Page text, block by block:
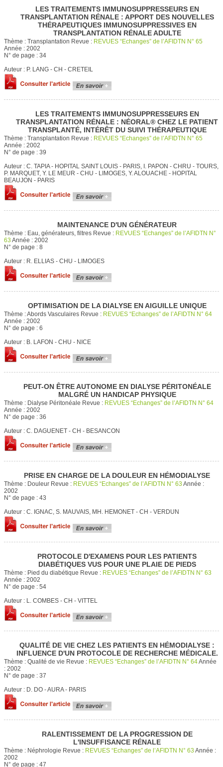
LES TRAITEMENTS IMMUNOSUPPRESSEURS EN
TRANSPLANTATION RÉNALE : APPORT DES NOUVELLES
THÉRAPEUTIQUES IMMUNOSUPPRESSIVES EN
TRANSPLANTATION RÉNALE ADULTE
Thème : Transplantation Revue : REVUES “Echanges” de l’AFIDTN N° 65
Année : 2002
N° de page : 34
Auteur : P. LANG - CH - CRETEIL
LES TRAITEMENTS IMMUNOSUPPRESSEURS EN
TRANSPLANTATION RÉNALE : NÉORAL® CHEZ LE PATIENT
TRANSPLANTÉ, INTÉRÊT DU SUIVI THÉRAPEUTIQUE
Thème : Transplantation Revue : REVUES “Echanges” de l’AFIDTN N° 65
Année : 2002
N° de page : 39
Auteur : C. TAPIA - HOPITAL SAINT LOUIS - PARIS, I. PAPON - CHRU - TOURS,
P. MARQUET, Y. LE MEUR - CHU - LIMOGES, Y. ALOUACHE - HOPITAL
BEAUJON - PARIS
MAINTENANCE D'UN GÉNÉRATEUR
Thème : Eau, générateurs, filtres Revue : REVUES “Echanges” de l’AFIDTN N°
63 Année : 2002
N° de page : 8
Auteur : R. ELLIAS - CHU - LIMOGES
OPTIMISATION DE LA DIALYSE EN AIGUILLE UNIQUE
Thème :Abords Vasculaires Revue : REVUES “Echanges” de l’AFIDTN N° 64
Année : 2002
N° de page : 6
Auteur : B. LAFON - CHU - NICE
PEUT-ON ÊTRE AUTONOME EN DIALYSE PÉRITONÉALE
MALGRÉ UN HANDICAP PHYSIQUE
Thème : Dialyse Péritonéale Revue : REVUES “Echanges” de l’AFIDTN N° 64
Année : 2002
N° de page : 36
Auteur : C. DAGUENET - CH - BESANCON
PRISE EN CHARGE DE LA DOULEUR EN HÉMODIALYSE
Thème : Douleur Revue : REVUES “Echanges” de l’AFIDTN N° 63 Année :
2002
N° de page : 43
Auteur : C. IGNAC, S. MAUVAIS, MH. HEMONET - CH - VERDUN
PROTOCOLE D'EXAMENS POUR LES PATIENTS
DIABÉTIQUES VUS POUR UNE PLAIE DE PIEDS
Thème : Pied du diabétique Revue : REVUES “Echanges” de l’AFIDTN N° 63
Année : 2002
N° de page : 54
Auteur : L. COMBES - CH - VITTEL
QUALITÉ DE VIE CHEZ LES PATIENTS EN HÉMODIALYSE :
INFLUENCE D'UN PROTOCOLE DE RECHERCHE MÉDICALE.
Thème : Qualité de vie Revue : REVUES “Echanges” de l’AFIDTN N° 64Année
: 2002
N° de page : 37
Auteur : D. DO - AURA - PARIS
RALENTISSEMENT DE LA PROGRESSION DE
L'INSUFFISANCE RÉNALE
Thème : Néphrologie Revue : REVUES “Echanges” de l’AFIDTN N° 63 Année :
2002
N° de page : 47